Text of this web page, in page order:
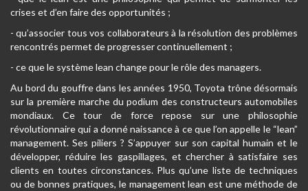
crises et d’en faire des opportunités ;
- qu’associer tous vos collaborateurs à la résolution des problèmes
rencontrés permet de progresser continuellement ;
- ce que le système lean change pour le rôle des managers.
Au bord du gouffre dans les années 1950, Toyota trône désormais
sur la première marche du podium des constructeurs automobiles
mondiaux. Ce tour de force repose sur une philosophie
révolutionnaire qui a donné naissance à ce que l’on appelle le “lean”
management. Ses piliers ? S’appuyer sur son capital humain et le
développer, réduire les gaspillages, et chercher à satisfaire ses
clients en toutes circonstances. Plus qu’une liste de techniques
ou de bonnes pratiques, le management lean est une méthode de